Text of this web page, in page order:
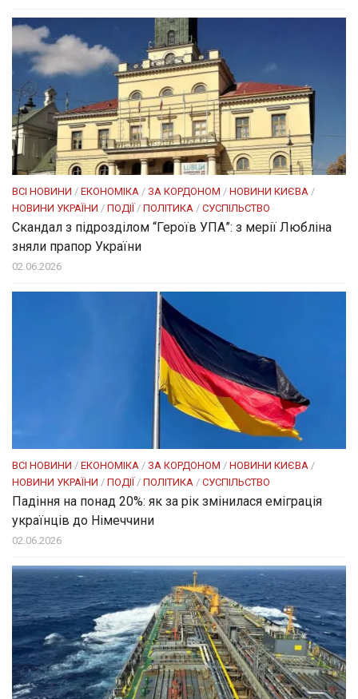
ВСІ НОВИНИ / ЕКОНОМІКА / ЗА КОРДОНОМ / НОВИНИ КИЄВА /
НОВИНИ УКРАЇНИ / ПОДІЇ / ПОЛІТИКА / СУСПІЛЬСТВО
Скандал з підрозділом “Героїв УПА”: з мерії Любліна
зняли прапор України
02.06.2026
ВСІ НОВИНИ / ЕКОНОМІКА / ЗА КОРДОНОМ / НОВИНИ КИЄВА /
НОВИНИ УКРАЇНИ / ПОДІЇ / ПОЛІТИКА / СУСПІЛЬСТВО
Падіння на понад 20%: як за рік змінилася еміграція
українців до Німеччини
02.06.2026